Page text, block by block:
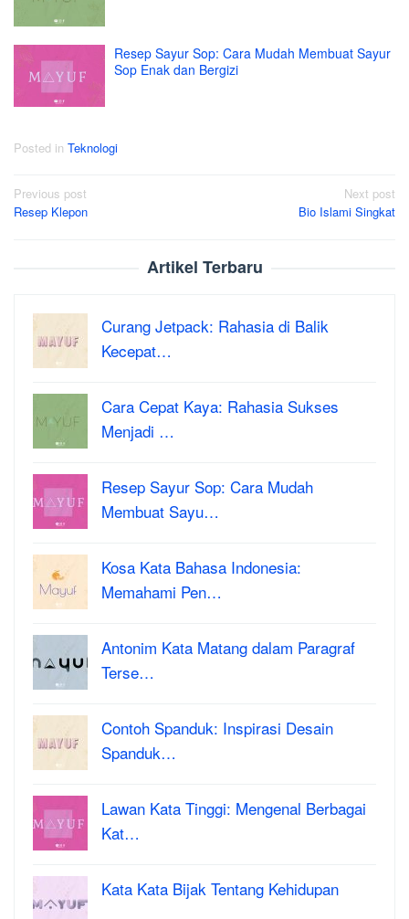
Resep Sayur Sop: Cara Mudah Membuat Sayur
Sop Enak dan Bergizi
Posted in Teknologi
Post
navigation
Previous post
Resep Klepon
Next post
Bio Islami Singkat
Artikel Terbaru
Curang Jetpack: Rahasia di Balik
Kecepat…
Cara Cepat Kaya: Rahasia Sukses
Menjadi …
Resep Sayur Sop: Cara Mudah
Membuat Sayu…
Kosa Kata Bahasa Indonesia:
Memahami Pen…
Antonim Kata Matang dalam Paragraf
Terse…
Contoh Spanduk: Inspirasi Desain
Spanduk…
Lawan Kata Tinggi: Mengenal Berbagai
Kat…
Kata Kata Bijak Tentang Kehidupan